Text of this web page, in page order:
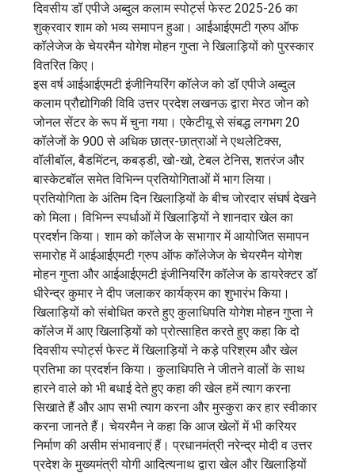
दिवसीय डॉ एपीजे अब्दुल कलाम स्पोर्ट्स फेस्ट 2025-26 का
शुक्रवार शाम को भव्य समापन हुआ। आईआईएमटी ग्रुप ऑफ
कॉलेजेज के चेयरमैन योगेश मोहन गुप्ता ने खिलाड़ियों को पुरस्कार
वितरित किए।
इस वर्ष आईआईएमटी इंजीनियरिंग कॉलेज को डॉ एपीजे अब्दुल
कलाम प्रौद्योगिकी विवि उत्तर प्रदेश लखनऊ द्वारा मेरठ जोन को
जोनल सेंटर के रूप में चुना गया। एकेटीयू से संबद्ध लगभग 20
कॉलेजों के 900 से अधिक छात्र-छात्राओं ने एथलेटिक्स,
वॉलीबॉल, बैडमिंटन, कबड्डी, खो-खो, टेबल टेनिस, शतरंज और
बास्केटबॉल समेत विभिन्न प्रतियोगिताओं में भाग लिया।
प्रतियोगिता के अंतिम दिन खिलाड़ियों के बीच जोरदार संघर्ष देखने
को मिला। विभिन्न स्पर्धाओं में खिलाड़ियों ने शानदार खेल का
प्रदर्शन किया। शाम को कॉलेज के सभागार में आयोजित समापन
समारोह में आईआईएमटी ग्रुप ऑफ कॉलेजेज के चेयरमैन योगेश
मोहन गुप्ता और आईआईएमटी इंजीनियरिंग कॉलेज के डायरेक्टर डॉ
धीरेन्द्र कुमार ने दीप जलाकर कार्यक्रम का शुभारंभ किया।
खिलाड़ियों को संबोधित करते हुए कुलाधिपति योगेश मोहन गुप्ता ने
कॉलेज में आए खिलाड़ियों को प्रोत्साहित करते हुए कहा कि दो
दिवसीय स्पोर्ट्स फेस्ट में खिलाड़ियों ने कड़े परिश्रम और खेल
प्रतिभा का प्रदर्शन किया। कुलाधिपति ने जीतने वालों के साथ
हारने वाले को भी बधाई देते हुए कहा की खेल हमें त्याग करना
सिखाते हैं और आप सभी त्याग करना और मुस्कुरा कर हार स्वीकार
करना जानते हैं। चेयरमैन ने कहा कि आज खेलों में भी करियर
निर्माण की असीम संभावनाएं हैं। प्रधानमंत्री नरेन्द्र मोदी व उत्तर
प्रदेश के मुख्यमंत्री योगी आदित्यनाथ द्वारा खेल और खिलाड़ियों